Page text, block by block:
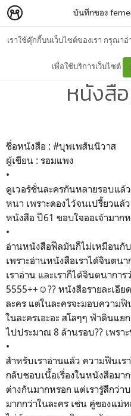
เราใช้คุ๊กกี้บนเว็บไซต์ของเรา กรุณา
เพื่อใช้บริการเว็บไซต์
บันทึกของ
ดูบุพเพรอบที่
หนังสื
ชื่อหนังสือ : #บุพเพสันนิวาส
ผู้เขียน : รอมแพง
•
ดูเวอร์ชั่นละครกันหลายรอบแล้
หนา เพราะดองไว้จนเปรี้ยวแล้
หนังสือ ปี61 ขอบใจออเจ้ามาก
•
อ่านหนังสือฟีลมันก็ไม่เหมือนกั
เพราะอ่านหนังสือเราได้จินตน
เราอ่าน และเราก็ได้จินตนาการ
5555++☺?? หนังสือรายละเอีย
ละคร แต่ในละครจะมอบความฟิ
ในละครเอะอะ สโลๆๆ ฟ้าดินแยก
ไปประมาณ 8 ล้านรอบ?? เพรา
•
สำหรับเราอ่านแล้ว ความฟินเร
กลับชอบเนื้อเรื่องในหนังสือมา
ต่างกันมากหรอก แต่เรารู้สึกว่
มากกว่าในละคร เช่น คู่ของแม่